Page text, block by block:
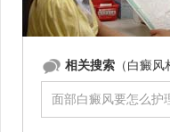
相关搜索 （白癜